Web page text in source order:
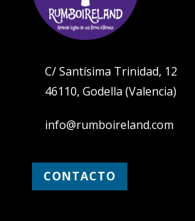
C/ Santísima Trinidad, 12
46110, Godella (Valencia)
info@rumboireland.com
CONTACTO